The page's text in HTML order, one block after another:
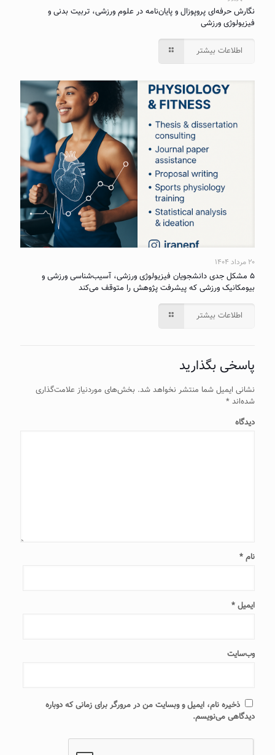
نگارش حرفه‌ای پروپوزال و پایان‌نامه در علوم ورزشی، تربیت بدنی و
فیزیولوژی ورزشی
اطلاعات بیشتر
۲۰ مرداد ۱۴۰۴
۵ مشکل جدی دانشجویان فیزیولوژی ورزشی، آسیب‌شناسی ورزشی و
بیومکانیک ورزشی که پیشرفت پژوهش را متوقف می‌کند
اطلاعات بیشتر
پاسخی بگذارید
نشانی ایمیل شما منتشر نخواهد شد. بخش‌های موردنیاز علامت‌گذاری
شده‌اند *
دیدگاه
نام *
ایمیل *
وب‌سایت
ذخیره نام، ایمیل و وبسایت من در مرورگر برای زمانی که دوباره
دیدگاهی می‌نویسم.